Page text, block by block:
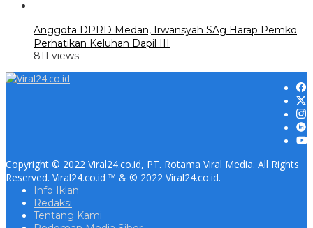
Anggota DPRD Medan, Irwansyah SAg Harap Pemko
Perhatikan Keluhan Dapil III
811 views
Copyright © 2022 Viral24.co.id, PT. Rotama Viral Media. All Rights
Reserved. Viral24.co.id ™ & © 2022 Viral24.co.id.
Info Iklan
Redaksi
Tentang Kami